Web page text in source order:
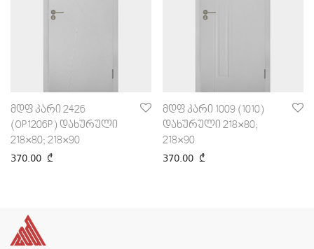
მდფ კარი 2426
(OP1206P) დახურული
218×80; 218×90
370.00 ₾
მდფ კარი 1009 (1010)
დახურული 218×80;
218×90
370.00 ₾